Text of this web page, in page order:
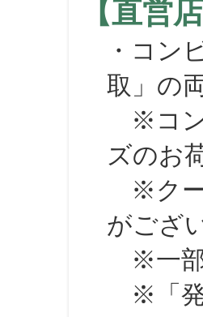
【直営
・コン
取」の
※コンビ
ズのお
※クール
がござ
※一部、
※「発送